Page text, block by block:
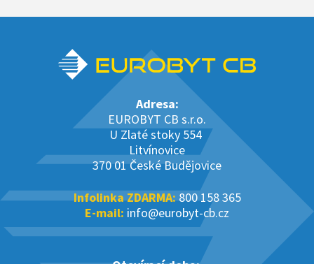
Adresa:
EUROBYT CB s.r.o.
U Zlaté stoky 554
Litvínovice
370 01 České Budějovice
Infolinka ZDARMA:800 158 365
E-mail: info@eurobyt-cb.cz